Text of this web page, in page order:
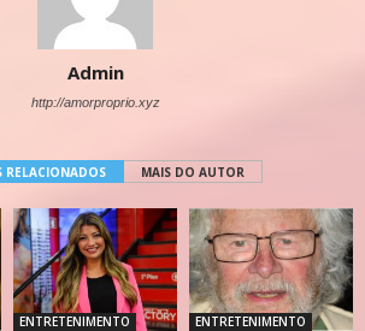
Admin
http://amorproprio.xyz
RELACIONADOS MAIS DO AUTOR
ENTRETENIMENTO ENTRETENIMENTO